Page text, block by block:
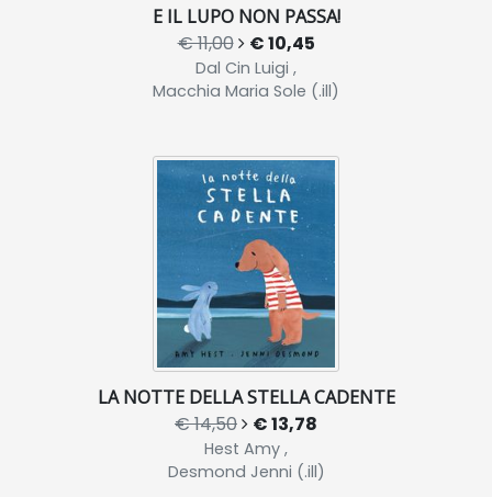
E IL LUPO NON PASSA!
€ 11,00 € 10,45
Dal Cin Luigi ,
Macchia Maria Sole (.ill)
LA NOTTE DELLA STELLA CADENTE
€ 14,50 € 13,78
Hest Amy ,
Desmond Jenni (.ill)